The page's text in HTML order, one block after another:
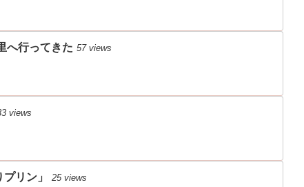
へ行ってきた 57 views
views
リン」 25 views